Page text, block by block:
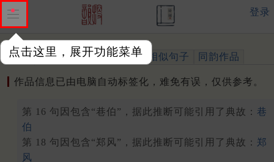
点击这里，展开功能菜单
登录
作品 标注四声 出处、引用 相似句子 同韵作品
作品信息已由电脑自动标签化，难免有误，仅供参考。
第 16 句因包含“巷伯”，据此推断可能引用了典故： 巷
伯
第 18 句因包含“郑风”，据此推断可能引用了典故： 郑
风